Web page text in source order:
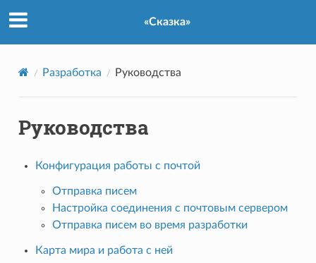
«Сказка»
Разработка Руководства
Руководства
Конфигурация работы с почтой
Отправка писем
Настройка соединения с почтовым сервером
Отправка писем во время разработки
Карта мира и работа с ней